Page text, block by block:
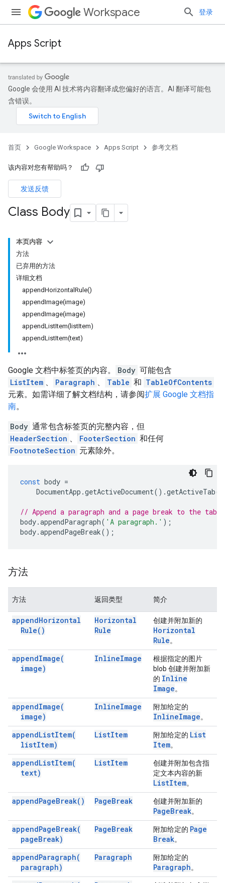
Workspace 登录
Apps Script
Google 会使用 AI 技术将内容翻译成您偏好的语言。AI 翻译可能包
含错误。
首页 Google Workspace Apps Script 参考文档
该内容对您有帮助吗？
发送反馈
Class Body
本页内容
方法
已弃用的方法
详细文档
appendHorizontalRule()
appendImage(image)
appendImage(image)
appendListItem(listItem)
appendListItem(text)
Google 文档中标签页的内容。 Body 可能包含
ListItem 、 Paragraph 、 Table 和 TableOfContents
元素。如需详细了解文档结构，请参阅扩展 Google 文档指
南。
Body 通常包含标签页的完整内容，但
HeaderSection 、 FooterSection 和任何
FootnoteSection 元素除外。
const body =
DocumentApp .getActiveDocument().getActiveTab
// Append a paragraph and a page break to the
body.appendParagraph( 'A paragraph.' );
body.appendPageBreak();
方法
方法 返回类型 简介
appendHorizontal
Rule( )
Horizontal
Rule
创建并附加新的
Horizontal
Rule。
appendImage(
image)
InlineImage
根据指定的图片
blob 创建并附加新
的 Inline
Image。
appendImage(
image)
InlineImage 附加给定的
InlineImage。
appendListItem(
listItem)
ListItem 附加给定的 List
Item。
appendListItem(
text)
ListItem
创建并附加包含指
定文本内容的新
ListItem。
appendPageBreak( ) PageBreak 创建并附加新的
PageBreak。
appendPageBreak(
pageBreak)
PageBreak 附加给定的 Page
Break。
appendParagraph(
paragraph)
Paragraph 附加给定的
Paragraph。